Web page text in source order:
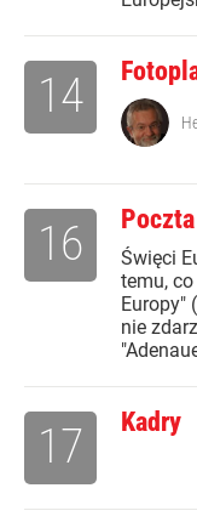
14
Poczta
Święci
temu, co
Europy"
nie
16
Kadry
17